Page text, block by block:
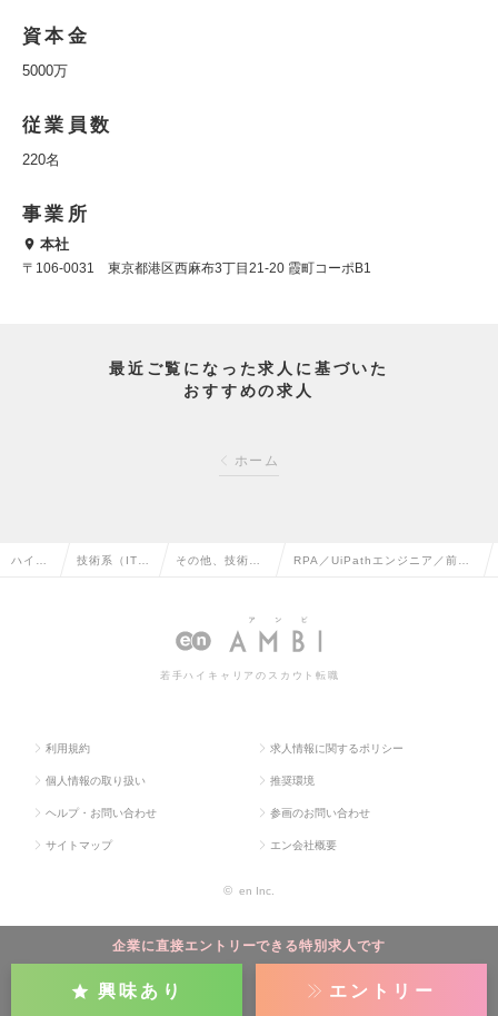
資本金
5000万
従業員数
220名
事業所
本社
〒106-0031 東京都港区西麻布3丁目21-20 霞町コーポB1
最近ご覧になった求人に基づいた
おすすめの求人
ホーム
企業に直接エントリーできる特別求人です
興味あり エントリー
ハイク 技術系（IT・ その他、技術系
信系）の転職
RPA／UiPathエンジニア／前職
ルリモート可の求人情報
若手ハイキャリアのスカウト転職
利用規約 求人情報に関するポリシー
個人情報の取り扱い 推奨環境
ヘルプ・お問い合わせ 参画のお問い合わせ
サイトマップ エン会社概要
© en Inc.